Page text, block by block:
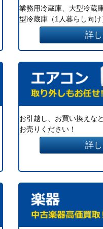
業務用冷蔵庫、大型冷蔵
型冷蔵庫（1人暮らし向け
詳
お引越し、お買い換えな
お売りください！
詳